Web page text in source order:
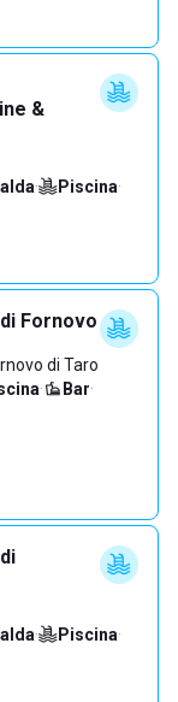
&
· Piscina·
Fornovo
di Taro
· Bar·
· Piscina·